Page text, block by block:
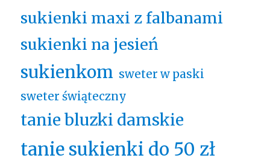
sukienki maxi z falbanami
sukienki na jesień
sukienkom sweter w paski
sweter świąteczny
tanie bluzki damskie
tanie sukienki do 50 zł